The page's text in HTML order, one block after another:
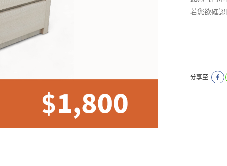
若您欲確認
分享至